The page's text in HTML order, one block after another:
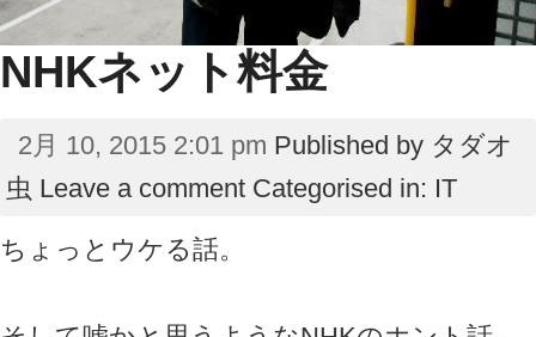
NHKネット料金
2月 10, 2015 2:01 pm Published by タダオ
虫 Leave a comment Categorised in: IT
ちょっとウケる話。